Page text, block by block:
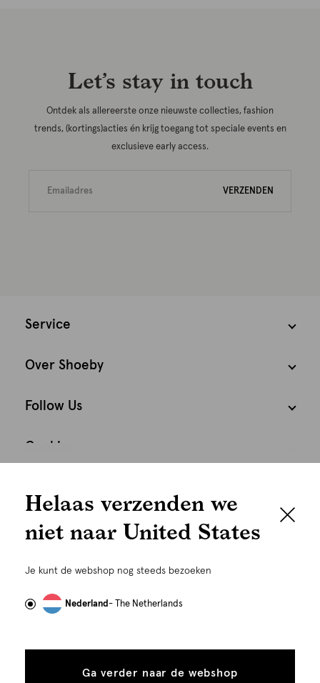
graag persoonlijk
gebruiken wij cookies en daarmee vergelijkbare
om advertenties te personaliseren...
tonen
toestaan
Let’s stay in touch
Ontdek als allereerste onze nieuwste collecties, fashion
trends, (kortings)acties én krijg toegang tot speciale events en
exclusieve early access.
VERZENDEN
Service
Over Shoeby
Follow Us
Cookies
Helaas verzenden we
niet naar United States
Je kunt de webshop nog steeds bezoeken
Nederland- The Netherlands
Ga verder naar de webshop